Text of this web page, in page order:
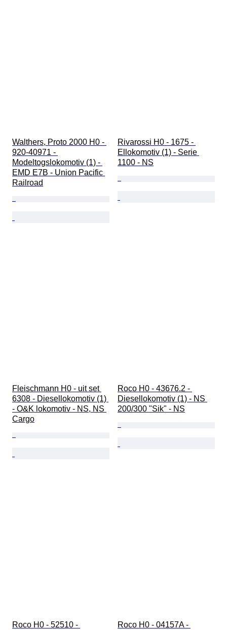
Walthers, Proto 2000 H0 -
920-40971 -
Modeltogslokomotiv (1) -
EMD E7B - Union Pacific
Railroad
Rivarossi H0 - 1675 -
Ellokomotiv (1) - Serie
1100 - NS
Fleischmann H0 - uit set
6308 - Diesellokomotiv (1)
- O&K lokomotiv - NS, NS
Cargo
Roco H0 - 43676.2 -
Diesellokomotiv (1) - NS
200/300 "Sik" - NS
Roco H0 - 52510 - Roco H0 - 04157A -